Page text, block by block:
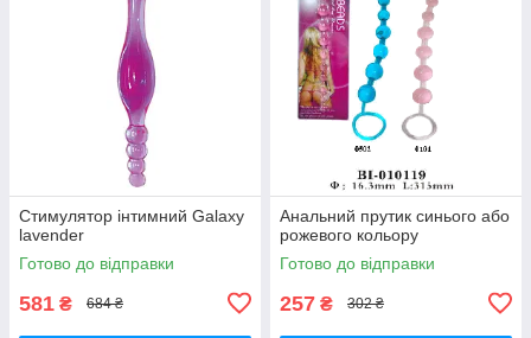
Стимулятор інтимний Galaxy
lavender
Готово до відправки
581 ₴ 684 ₴
Анальний прутик синього або
рожевого кольору
Готово до відправки
257 ₴ 302 ₴